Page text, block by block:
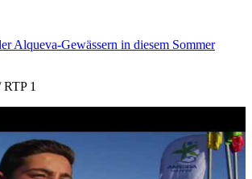
Alqueva-Gewässern in diesem Sommer
1